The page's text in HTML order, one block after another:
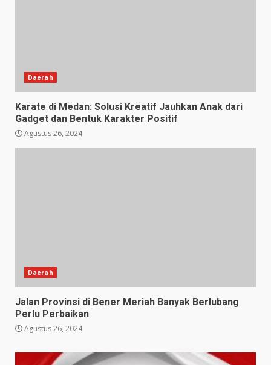
Daerah
Karate di Medan: Solusi Kreatif Jauhkan Anak dari
Gadget dan Bentuk Karakter Positif
Agustus 26, 2024
Daerah
Jalan Provinsi di Bener Meriah Banyak Berlubang
Perlu Perbaikan
Agustus 26, 2024